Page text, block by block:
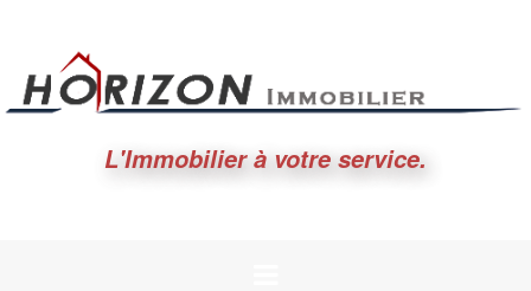
L'Immobilier à votre service.